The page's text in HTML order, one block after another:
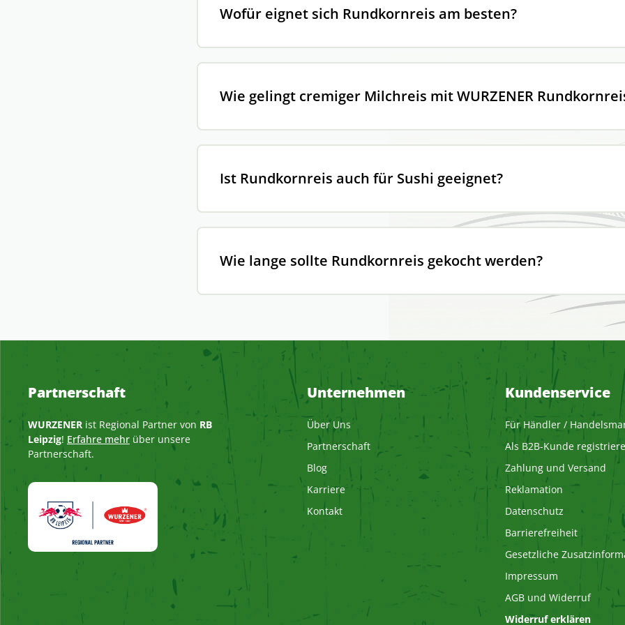
Wofür eignet sich Rundkornreis am besten?
Wie gelingt cremiger Milchreis mit WURZENER
Ist Rundkornreis auch für Sushi geeignet?
Wie lange sollte Rundkornreis gekocht werden?
Partnerschaft
WURZENER ist Regional Partner von RB
Leipzig! Erfahre mehr über unsere
Partnerschaft.
Unternehmen
Über Uns
Partnerschaft
Blog
Karriere
Kontakt
Kundenservice
Für Händler /
Als B2B-Kunde
Zahlung und Versand
Reklamation
Datenschutz
Barrierefreiheit
Gesetzliche
Impressum
AGB und Widerruf
Widerruf erklären